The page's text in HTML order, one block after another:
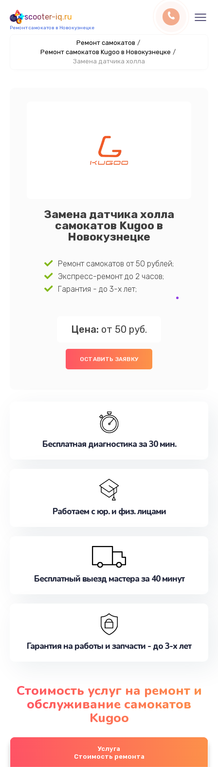
scooter-iq.ru
Ремонт самокатов в Новокузнецке
Ремонт самокатов /
Ремонт самокатов Kugoo в Новокузнецке /
Замена датчика холла
Замена датчика холла
самокатов Kugoo в
Новокузнецке
Ремонт самокатов от 50 рублей;
Экспресс-ремонт до 2 часов;
Гарантия - до 3-х лет;
Цена: от 50 руб.
ОСТАВИТЬ ЗАЯВКУ
Бесплатная диагностика за 30 мин.
Работаем с юр. и физ. лицами
Бесплатный выезд мастера за 40 минут
Гарантия на работы и запчасти - до 3-х лет
Стоимость услуг на ремонт и
обслуживание самокатов
Kugoo
Услуга
Стоимость ремонта